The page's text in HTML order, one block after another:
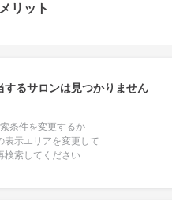
リット
するサロンは見つかりません
条件を変更するか
表示エリアを変更して
検索してください